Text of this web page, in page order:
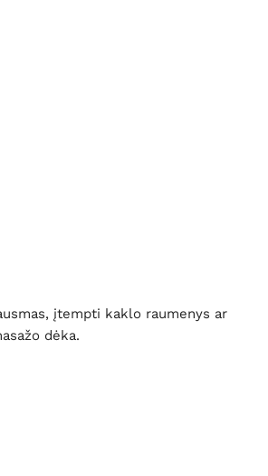
įtempti kaklo raumenys ar
dėka.